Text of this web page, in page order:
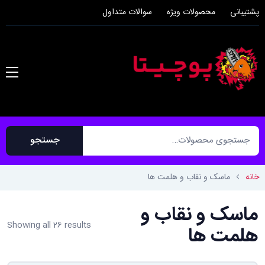
پشتیبانی محصولات ویژه سوالات متداول
جستجو
خانه ماسک و نقاب و هلمت ها
ماسک و نقاب و
هلمت ها Showing all 26 results
رمز عبور خود را فراموش کرده‌اید؟ لطفاً نام
کاربری یا آدرس ایمیل خود را وارد کنید.
ایمیل دریافت خواهید کرد.